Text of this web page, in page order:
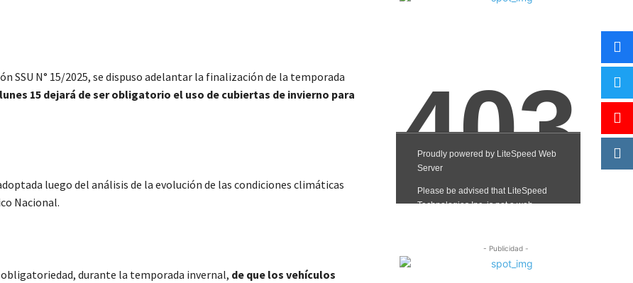
SSU N° 15/2025, se dispuso adelantar la finalización de la temporada
15 dejará de ser obligatorio el uso de cubiertas de invierno para
luego del análisis de la evolución de las condiciones climáticas
Nacional.
obligatoriedad, durante la temporada invernal, de que los vehículos
- Publicidad -